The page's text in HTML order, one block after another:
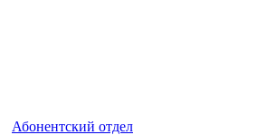
Абонентский отдел